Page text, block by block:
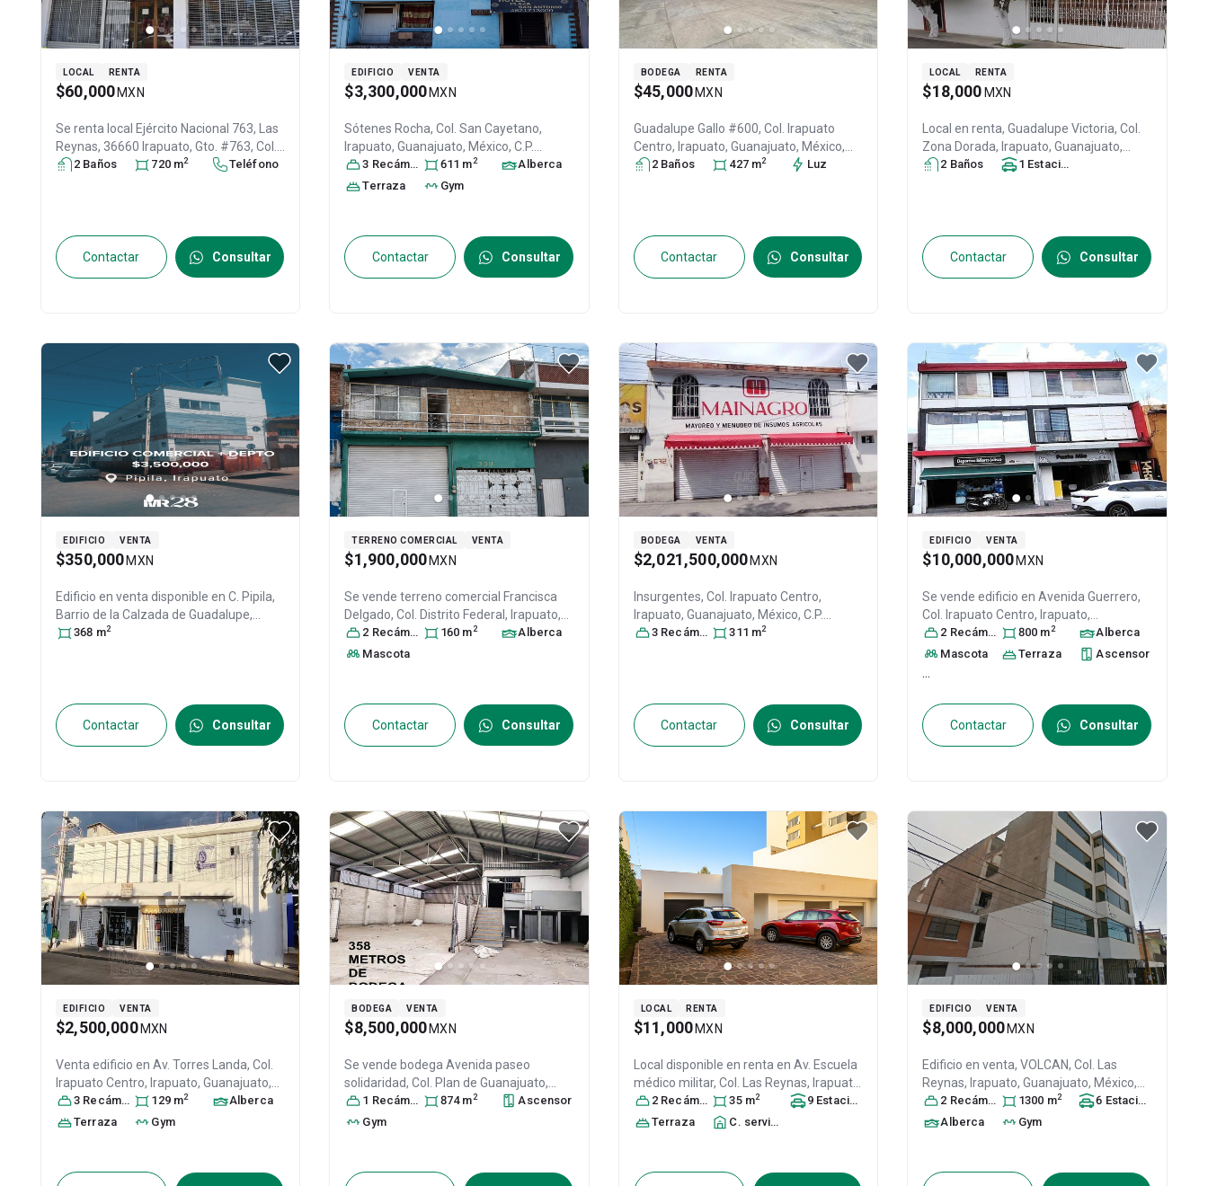
LOCAL RENTA
$60,000 MXN
Se renta local Ejército Nacional 763, Las
Reynas, 36660 Irapuato, Gto. #763, Col.
Las Rosas,
Irapuato, Guanajuato,
2 Baños 720 m2 Teléfono
Contactar Consultar
EDIFICIO VENTA
$3,300,000 MXN
Sótenes Rocha, Col. San Cayetano,
Irapuato, Guanajuato, México, C.P.
36530, ID:31590708
3 Recámara s 611 m2
Alberca
Terraza
Gym
Contactar Consultar
BODEGA RENTA
$45,000 MXN
Guadalupe Gallo #600, Col. Irapuato
Centro, Irapuato, Guanajuato, México,
C.P. 36500, ID:31000970
2 Baños 427 m2 Luz
Contactar Consultar
LOCAL RENTA
$18,000 MXN
Local en renta,Guadalupe Victoria, Col.
Zona Dorada, Irapuato, Guanajuato,
México, C.P. 36660 , ID:31620556
2 Baños 1 Estacionamiento
Contactar Consultar
EDIFICIO VENTA
$350,000 MXN
Edificio en venta disponible en C. Pipila,
Barrio de la Calzada de Guadalupe,
Irapuato, Gto., Col. Irapuato Centro,
368 m2
Contactar Consultar
TERRENO COMERCIAL VENTA
$1,900,000 MXN
Se vende terreno comercial Francisca
Delgado, Col. Distrito Federal, Irapuato,
Guanajuato, México, C.P. 36560, ID:
31428760
2 Recámara s 160 m2
Alberca
Mascota
Contactar Consultar
BODEGA VENTA
$2,021,500,000 MXN
Insurgentes, Col. Irapuato Centro,
Irapuato, Guanajuato, México, C.P.
36500, ID:31428964
3 Recámara s 311 m2
Contactar Consultar
EDIFICIO VENTA
$10,000,000 MXN
Se vende edificio enAvenida Guerrero,
Col. Irapuato Centro, Irapuato,
Guanajuato, México, C.P. 36500, ID:
31483509
2 Recámara s 800 m2
Alberca
Mascota
Terraza Ascensor
...
Contactar Consultar
EDIFICIO VENTA
$2,500,000 MXN
Venta edificio en Av. Torres Landa, Col.
Irapuato Centro, Irapuato, Guanajuato,
México, C.P. 36500, ID:31503136
3 Recámara s 129 m2
Alberca
Terraza
Gym
BODEGA VENTA
$8,500,000 MXN
Se vende bodegaAvenida paseo
solidaridad, Col. Plan de Guanajuato,
Irapuato, Guanajuato, México, C.P.
36510, ID:
1 Recámara 874 m2
Ascensor
Gym
LOCAL RENTA
$11,000 MXN
Local disponible en renta en Av. Escuela
médico militar, Col. Las Reynas, Irapuato
Guanajuato, México , C.P. 36660, ID:
31515214
2 Recámara s 35 m2 9 Estacionamiento
Terraza
C. servicio
EDIFICIO VENTA
$8,000,000 MXN
Edificio en venta,VOLCAN, Col. Las
Reynas, Irapuato, Guanajuato, México,
C.P. 36660, ID:26949436
2 Recámara s 1300 m2 6 Estacionamiento
Alberca
Gym